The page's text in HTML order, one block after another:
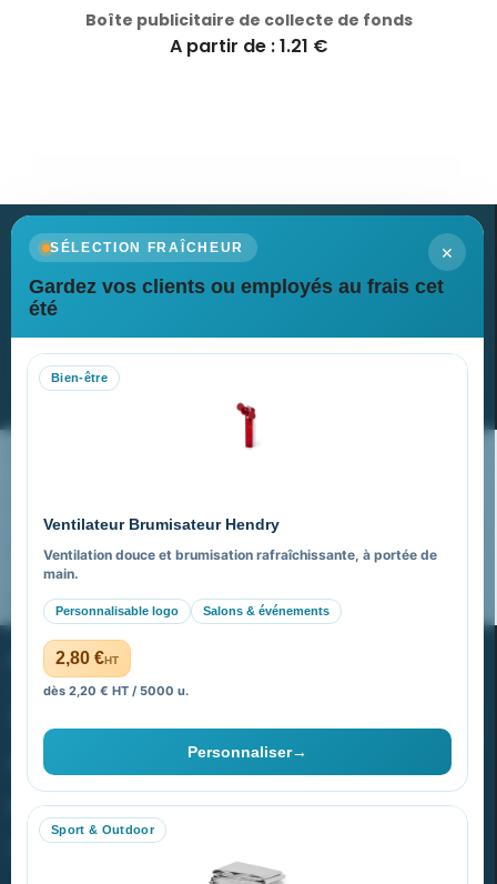
Boîte publicitaire de collecte de fonds
A partir de : 1.21 €
×
SÉLECTION FRAÎCHEUR
Gardez vos clients ou employés au frais cet
été
Bien-être
Ventilateur Brumisateur Hendry
Ventilation douce et brumisation rafraîchissante, à portée de
main.
Personnalisable logo Salons & événements
2,80 €HT
dès 2,20 € HT / 5000 u.
Personnaliser→
Sport & Outdoor
Newsletter
Recevez nos dernières nouvelles et nos offres spéciales
Nos expertises & accompagnement global
FAQ sur Promenoch Goodies Pub France
Pourquoi ça a marché à 100% pour moi ?
PROMENOCH GOODIES
40 rue Madeleine Michelis
92 200 Neuilly